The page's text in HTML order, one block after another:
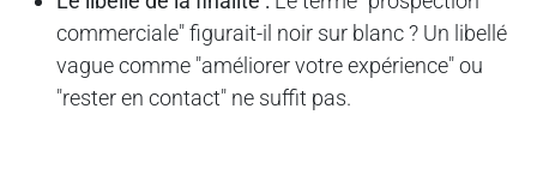
commerciale" figurait-il noir sur blanc ? Un libellé
vague comme "améliorer votre expérience" ou
"rester en contact" ne suffit pas.